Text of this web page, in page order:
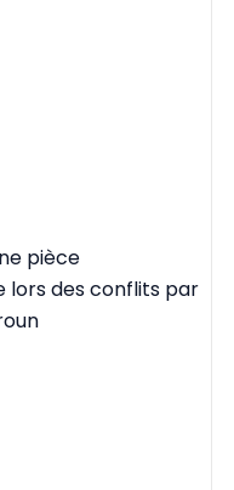
pièce
lors des conflits par